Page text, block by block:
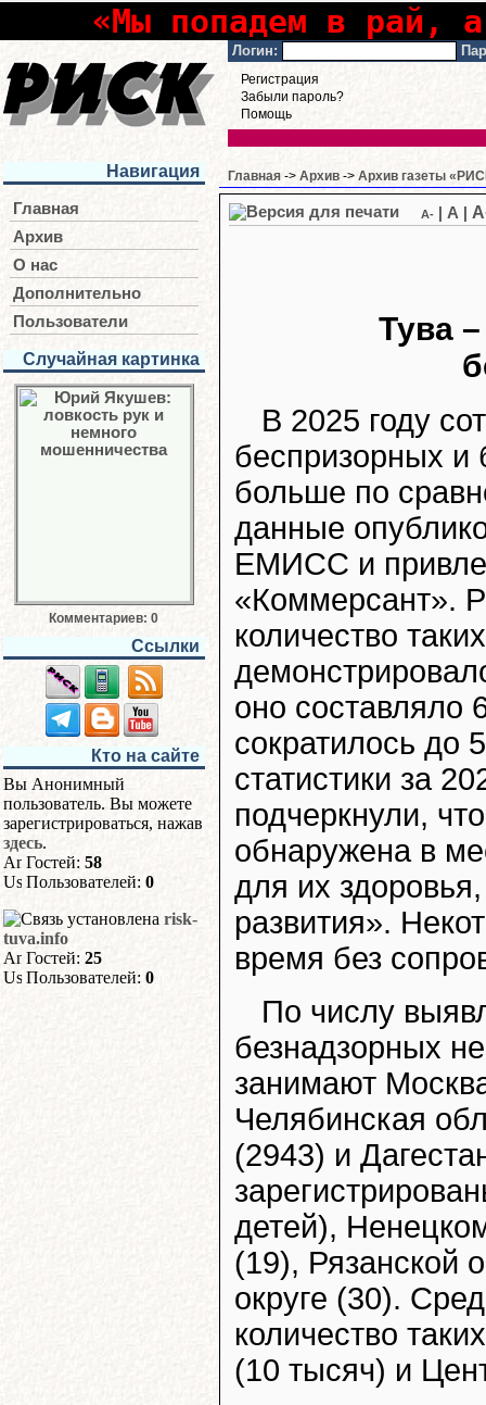
«Мы попадем в рай,
Логин:
Регистрация
Забыли пароль?
Помощь
Навигация
Главная
Архив
О нас
Дополнительно
Пользователи
Случайная картинка
Комментариев: 0
Ссылки
Кто на сайте
Вы Анонимный
пользователь. Вы можете
зарегистрироваться, нажав
здесь.
Гостей: 58
Пользователей: 0
risk-
tuva.info
Гостей: 25
Пользователей: 0
Главная -> Архив -> Архив газеты
A- A
Тува
В 2025 году
беспризорных и
больше по
данные
ЕМИСС и
«Коммерсант».
количество
оно составляло
сократилось до
статистики за
подчеркнули,
обнаружена в
для их
развития».
время без
По числу
безнадзорных
занимают
Челябинская
(2943) и
детей),
(19), Рязанской
округе (30).
количество
(10 тысяч) и